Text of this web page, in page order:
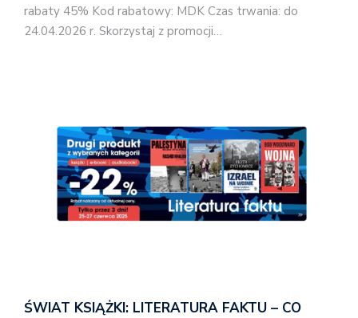
rabaty 45% Kod rabatowy: MDK Czas trwania: do
24.04.2026 r. Skorzystaj z promocji…
ŚWIAT KSIĄŻKI: LITERATURA FAKTU – CO